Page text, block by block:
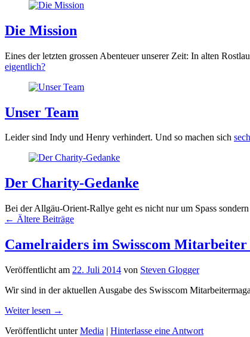
Die Mission
Eines der letzten grossen Abenteuer unserer Zeit: In alten
eigentlich?
Unser Team
Leider sind Indy und Henry verhindert. Und so machen sich
Der Charity-Gedanke
Bei der Allgäu-Orient-Rallye geht es nicht nur um Spass
Beitragsnavigation
← Ältere Beiträge
Camelraiders im Swisscom
Veröffentlicht am 22. Juli 2014 von Steven Glogger
Wir sind in der aktuellen Ausgabe des Swisscom
Weiter lesen →
Veröffentlicht unterMedia | Hinterlasse eine Antwort